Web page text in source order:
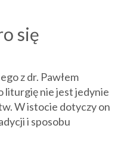
się
z dr. Pawłem
liturgię nie jest jedynie
W istocie dotyczy on
i sposobu